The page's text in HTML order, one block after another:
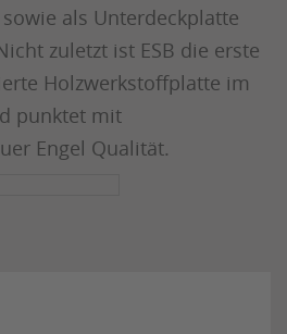
als Unterdeckplatte
zuletzt ist ESB die erste
Holzwerkstoffplatte im
punktet mit
Engel Qualität.